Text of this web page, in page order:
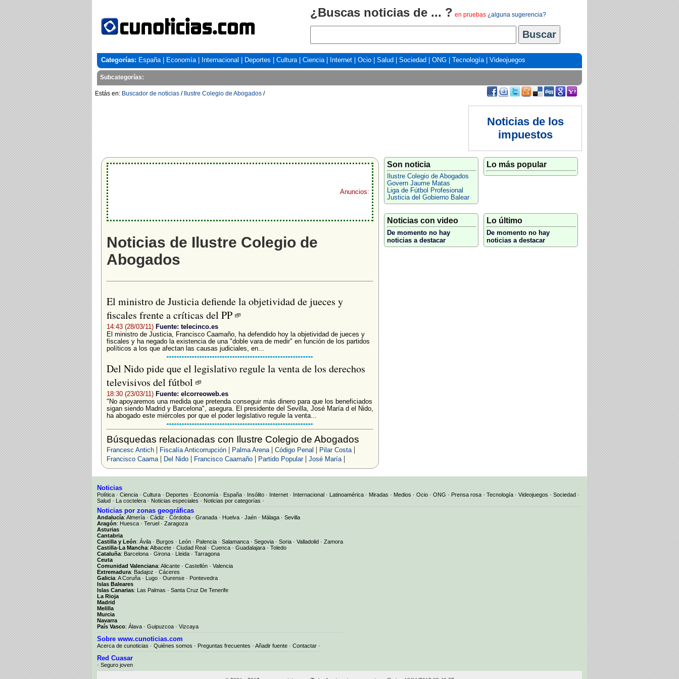
¿Buscas noticias de ... ? en pruebas ¿alguna sugerencia?
Categorías: España| Economía| Internacional Deportes Cultura| Ciencia| Internet Ocio Salud Sociedad ONG Tecnología| Videojuegos
Subcategorías:
Estás en: Buscador de noticias / Ilustre Colegio de Abogados /
Noticias de los
impuestos
Anuncios:
Noticias de Ilustre Colegio de
Abogados
El ministro de Justicia defiende la objetividad de jueces y
fiscales frente a críticas del PP
14:43 (28/03/11) Fuente: telecinco.es
El ministro de Justicia, Francisco Caamaño, ha defendido hoy la objetividad de jueces y
fiscales y ha negado la existencia de una "doble vara de medir" en función de los partidos
políticos a los que afectan las causas judiciales, en...
Del Nido pide que el legislativo regule la venta de los derechos
televisivos del fútbol
18:30 (23/03/11) Fuente: elcorreoweb.es
"No apoyaremos una medida que pretenda conseguir más dinero para que los beneficiados
sigan siendo Madrid y Barcelona", asegura. El presidente del Sevilla, José María d el Nido,
ha abogado este miércoles por que el poder legislativo regule la venta...
Búsquedas relacionadas con Ilustre Colegio de Abogados
Francesc Antich| Fiscalía Anticorrupción| Palma Arena| Código Penal | Pilar Costa|
Francisco Caama| Del Nido| Francisco Caamaño| Partido Popular| José María|
Son noticia
Ilustre Colegio de Abogados
Govern Jaume Matas
Liga de Fútbol Profesional
Justicia del Gobierno Balear
Lo más popular
Noticias con video
De momento no hay
noticias a destacar
Lo último
De momento no hay
noticias a destacar
Noticias
Política · Ciencia · Cultura · Deportes · Economía · España · Insólito · Internet · Internacional · Latinoamérica · Miradas · Medios · Ocio · ONG · Prensa rosa · Tecnología · Videojuegos · Sociedad ·
Salud · La coctelera · Noticias especiales · Noticias por categorías ·
Noticias por zonas geográficas
Andalucía: Almería · Cádiz · Córdoba · Granada · Huelva · Jaén · Málaga · Sevilla
Aragón: Huesca · Teruel · Zaragoza
Asturias
Cantabria
Castilla y León: Ávila · Burgos · León · Palencia · Salamanca · Segovia · Soria · Valladolid · Zamora
Castilla-La Mancha: Albacete · Ciudad Real · Cuenca · Guadalajara · Toledo
Cataluña: Barcelona · Girona · Lleida · Tarragona
Ceuta
Comunidad Valenciana: Alicante · Castellón · Valencia
Extremadura: Badajoz · Cáceres
Galicia: A Coruña · Lugo · Ourense · Pontevedra
Islas Baleares
Islas Canarias: Las Palmas · Santa Cruz De Tenerife
La Rioja
Madrid
Melilla
Murcia
Navarra
País Vasco: Álava · Guipuzcoa · Vizcaya
Sobre www.cunoticias.com
Acerca de cunoticias · Quiénes somos · Preguntas frecuentes · Añadir fuente · Contactar ·
Red Cuasar
· Seguro joven